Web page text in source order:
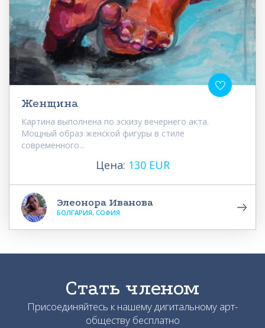
Женщина
Картина выполнена по эскизу вечернего акта.
Мощный образ женской фигуры в стиле
современного...
Цена: 130 EUR
Элеонора Иванова
БОЛГАРИЯ, СОФИЯ
Стать членом
Присоединяйтесь к нашему дигитальному арт-
обществу бесплатно